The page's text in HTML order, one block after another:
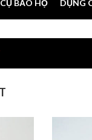
BẢO HỘ DỤNG